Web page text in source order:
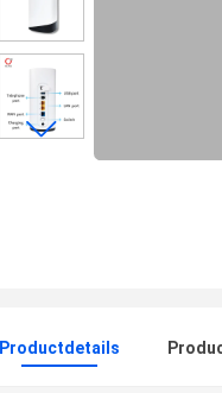
Productdetails